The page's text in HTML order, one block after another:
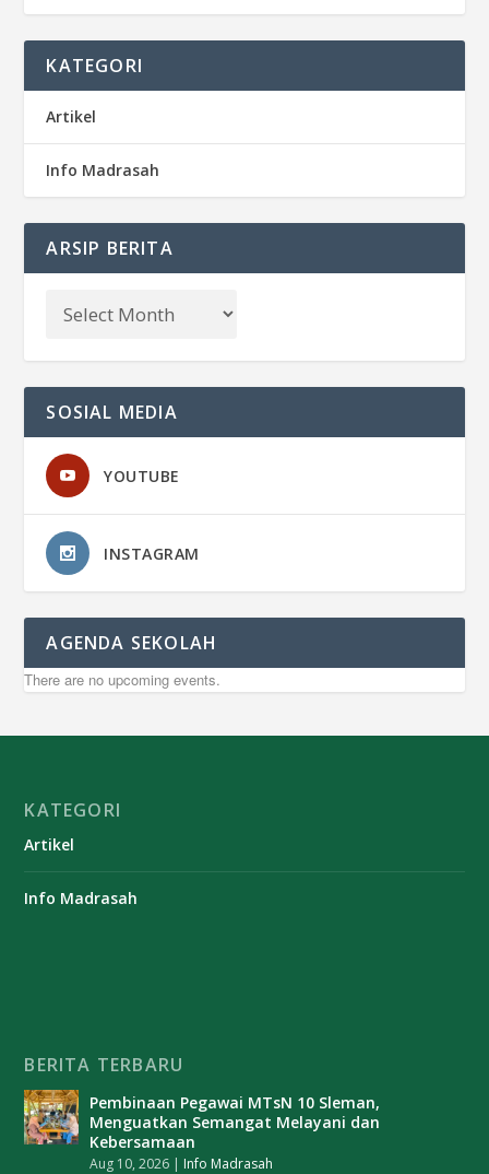
KATEGORI
Artikel
Info Madrasah
ARSIP BERITA
SOSIAL MEDIA
YOUTUBE
INSTAGRAM
AGENDA SEKOLAH
There are no upcoming events.
KATEGORI
Artikel
Info Madrasah
BERITA TERBARU
Pembinaan Pegawai MTsN 10 Sleman,
Menguatkan Semangat Melayani dan
Kebersamaan
Aug 10, 2026 | Info Madrasah